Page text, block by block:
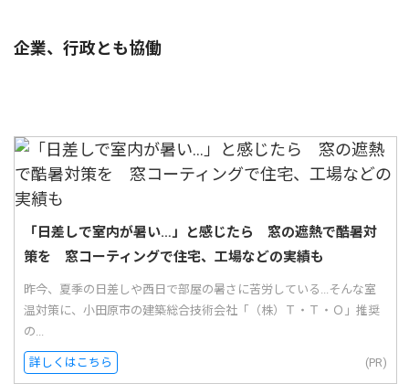
企業、行政とも協働
「日差しで室内が暑い…」と感じたら 窓の遮熱で酷暑対
策を 窓コーティングで住宅、工場などの実績も
昨今、夏季の日差しや西日で部屋の暑さに苦労している...そんな室
温対策に、小田原市の建築総合技術会社「（株）Ｔ・Ｔ・Ｏ」推奨
の...
詳しくはこちら (PR)